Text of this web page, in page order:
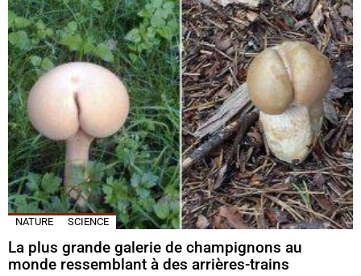
NATURE SCIENCE
La plus grande galerie de champignons au
monde ressemblant à des arrières-trains